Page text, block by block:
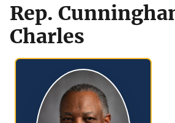
Rep.
Charles